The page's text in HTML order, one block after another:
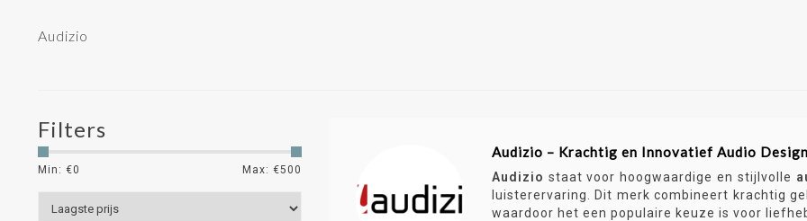
Audizio
Filters
Min: €0 Max: €500
Audizio – Krachtig en Innovatief Audio Design
Audizio staat voor hoogwaardige en stijlvolle
luisterervaring. Dit merk combineert krachtig
waardoor het een populaire keuze is voor